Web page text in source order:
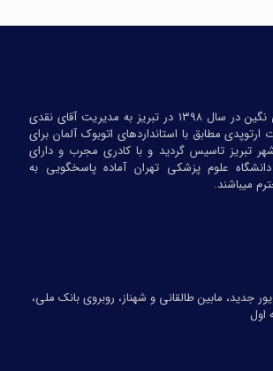
کلینیک ارتوپدی فنی نگین در سال ۱۳۹۸ در تبریز به مدیریت آقای نقدی
ارتوپدی مطابق با استانداردهای اتوبوک آلمان برای
تبریز تاسیس گردید و با کادری مجرب و دارای
علوم پزشکی تهران آماده پاسخگویی به
میباشند.
خیابان ۱۷ شهریور جدید، مابین طالقانی و شهناز، روبروی بانک ملی،
اول